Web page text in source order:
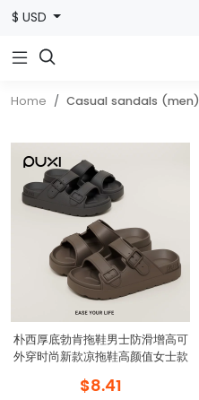
$ USD

Home Casual sandals (men)
朴西厚底勃肯拖鞋男士防滑增高可
外穿时尚新款凉拖鞋高颜值女士款
$8.41